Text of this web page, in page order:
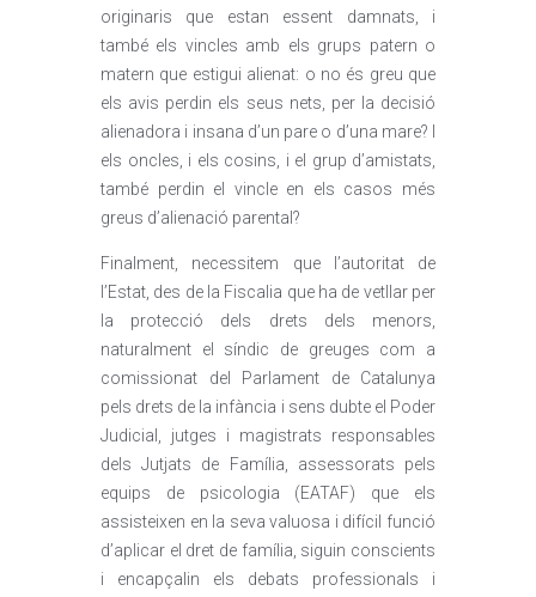
originaris que estan essent damnats, i
també els vincles amb els grups patern o
matern que estigui alienat: o no és greu que
els avis perdin els seus nets, per la decisió
alienadora i insana d’un pare o d’una mare? I
els oncles, i els cosins, i el grup d’amistats,
també perdin el vincle en els casos més
greus d’alienació parental?
Finalment, necessitem que l’autoritat de
l’Estat, des de la Fiscalia que ha de vetllar per
la protecció dels drets dels menors,
naturalment el síndic de greuges com a
comissionat del Parlament de Catalunya
pels drets de la infància i sens dubte el Poder
Judicial, jutges i magistrats responsables
dels Jutjats de Família, assessorats pels
equips de psicologia (EATAF) que els
assisteixen en la seva valuosa i difícil funció
d’aplicar el dret de família, siguin conscients
i encapçalin els debats professionals i